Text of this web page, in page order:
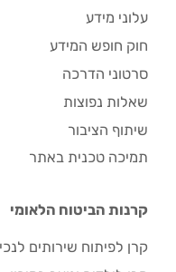
עלוני מידע
חוק חופש המידע
סרטוני הדרכה
שאלות נפוצות
שיתוף הציבור
תמיכה טכנית באתר
קרנות הביטוח הלאומי
קרן לפיתוח שירותים לנכים